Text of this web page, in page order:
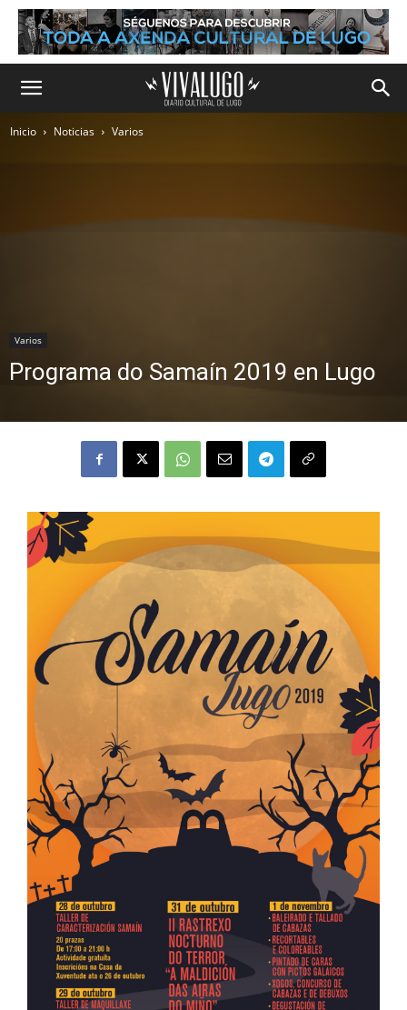
Inicio Noticias Varios
Varios
Programa do Samaín 2019 en Lugo